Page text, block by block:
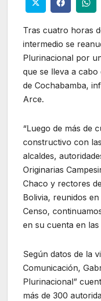
Tras cuatro horas
intermedio se
Plurinacional por
que se lleva a
de Cochabamba,
Arce.
“Luego de más de
constructivo con
alcaldes,
Originarias
Chaco y rectores
Bolivia, reunidos
Censo,
en su cuenta en las
Según datos de la
Comunicación,
Plurinacional”
más de 300